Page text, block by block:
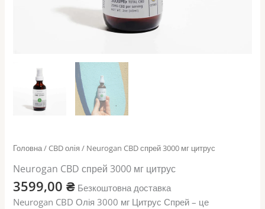
Головна/CBD олія / Neurogan CBD спрей 3000 мг цитрус
Neurogan CBD спрей 3000 мг цитрус
3599,00₴ Безкоштовна доставка
Neurogan CBD Олія 3000 мг Цитрус Спрей – це